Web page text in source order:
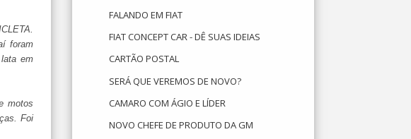
foram
em
motos
Foi
FALANDO EM FIAT
FIAT CONCEPT CAR - DÊ SUAS IDEIAS
CARTÃO POSTAL
SERÁ QUE VEREMOS DE NOVO?
CAMARO COM ÁGIO E LÍDER
NOVO CHEFE DE PRODUTO DA GM